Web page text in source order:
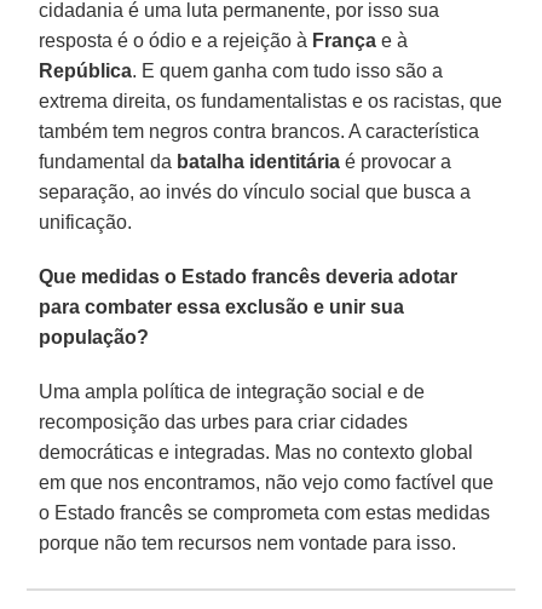
cidadania é uma luta permanente, por isso sua
resposta é o ódio e a rejeição à França e à
República. E quem ganha com tudo isso são a
extrema direita, os fundamentalistas e os racistas, que
também tem negros contra brancos. A característica
fundamental da batalha identitária é provocar a
separação, ao invés do vínculo social que busca a
unificação.
Que medidas o Estado francês deveria adotar
para combater essa exclusão e unir sua
população?
Uma ampla política de integração social e de
recomposição das urbes para criar cidades
democráticas e integradas. Mas no contexto global
em que nos encontramos, não vejo como factível que
o Estado francês se comprometa com estas medidas
porque não tem recursos nem vontade para isso.